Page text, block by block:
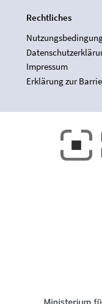
Rechtliches
Impressum
Erklärung zur